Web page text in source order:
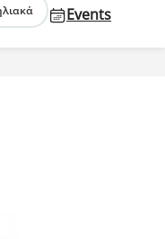
Events